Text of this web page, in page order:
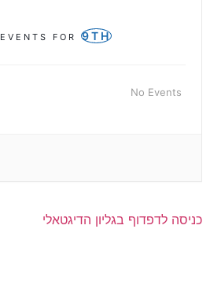
EVENTS FOR 9TH
No Events
כניסה לדפדוף בגליון הדיגטאלי